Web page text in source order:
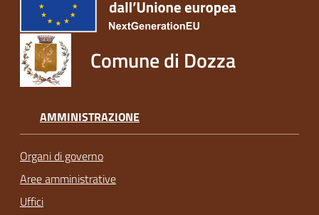
Comune di Dozza
AMMINISTRAZIONE
Organi di governo
Aree amministrative
Uffici